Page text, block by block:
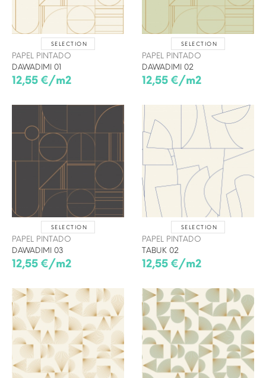
SELECTION
PAPEL PINTADO
DAWADIMI 01
12,55 €/m2
SELECTION
PAPEL PINTADO
DAWADIMI 02
12,55 €/m2
SELECTION
PAPEL PINTADO
DAWADIMI 03
12,55 €/m2
SELECTION
PAPEL PINTADO
TABUK 02
12,55 €/m2